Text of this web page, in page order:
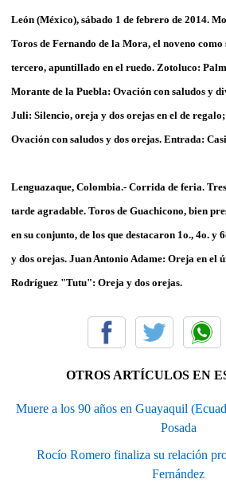
León (México), sábado 1 de febrero de 2014.
Toros de Fernando de la Mora, el noveno
tercero, apuntillado en el ruedo. Zotoluco:
Morante de la Puebla: Ovación con saludos y
Juli: Silencio, oreja y dos orejas en el de
Ovación con saludos y dos orejas. Entrada:
Lenguazaque, Colombia.- Corrida de feria.
tarde agradable. Toros de Guachicono, bien
en su conjunto, de los que destacaron 1o., 4o. y
y dos orejas. Juan Antonio Adame: Oreja en el
Rodríguez "Tutu": Oreja y dos orejas.
OTROS ARTÍCULOS EN
Muere a los 90 años en Guayaquil
Posada
Rocío Romero finaliza su relación
Fernández